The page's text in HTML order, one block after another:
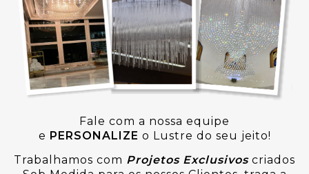
Fale com a nossa equipe
e PERSONALIZE o Lustre do seu jeito!
Trabalhamos com Projetos Exclusivoscriados